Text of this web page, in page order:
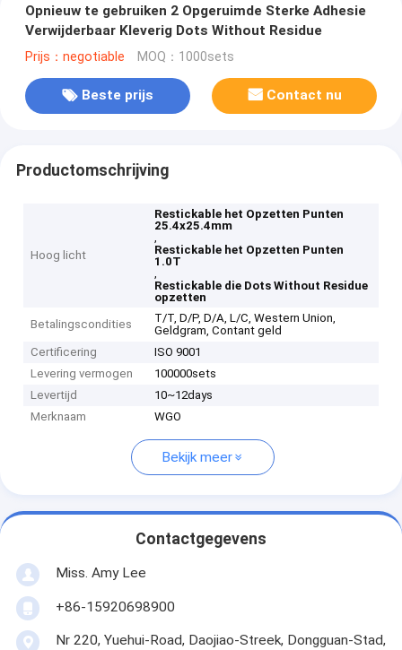
Opnieuw te gebruiken 2 Opgeruimde Sterke Adhesie
Verwijderbaar Kleverig Dots Without Residue
Prijs：negotiable MOQ：1000sets
Beste prijs Contact nu
Productomschrijving
Hoog licht
Restickable het Opzetten Punten
25.4x25.4mm
,
Restickable het Opzetten Punten
1.0T
,
Restickable die Dots Without Residue
opzetten
Betalingscondities
T/T, D/P, D/A, L/C, Western Union,
Geldgram, Contant geld
Certificering
ISO 9001
Levering vermogen
100000sets
Levertijd
10~12days
Merknaam
WGO
Bekijk meer
Contactgegevens
Miss. Amy Lee
+86-15920698900
Nr 220, Yuehui-Road, Daojiao-Streek, Dongguan-Stad,